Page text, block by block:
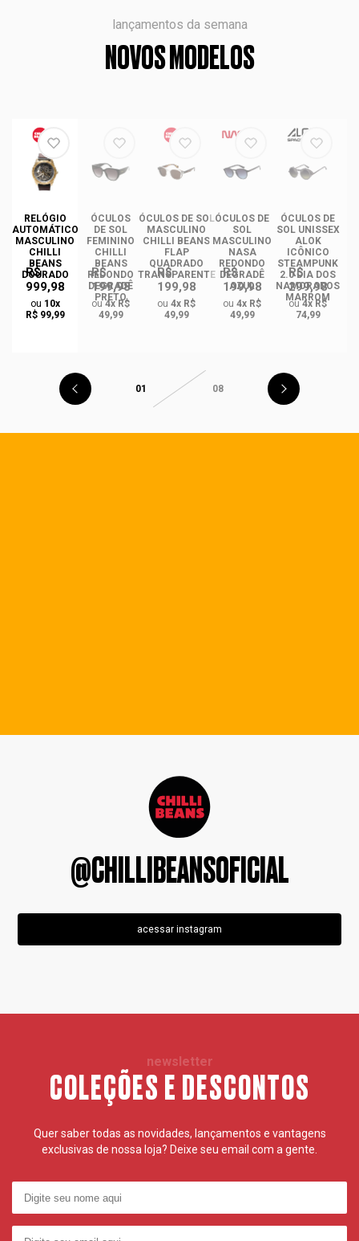
lançamentos da semana
NOVOS MODELOS
RELÓGIO
AUTOMÁTICO
MASCULINO
CHILLI
BEANS
DOURADO
R$
999,98
ou 10x
R$ 99,99
ÓCULOS
DE SOL
FEMININO
CHILLI
BEANS
REDONDO
DEGRADÊ
PRETO
R$
199,98
ou4x R$
49,99
ÓCULOS DE SOL
MASCULINO
CHILLI BEANS
FLAP
QUADRADO
TRANSPARENTE
R$
199,98
ou 4x R$
49,99
ÓCULOS DE
SOL
MASCULINO
NASA
REDONDO
DEGRADÊ
AZUL
R$
199,98
ou 4x R$
49,99
ÓCULOS DE
SOL UNISSEX
ALOK
ICÔNICO
STEAMPUNK
2.0 DIA DOS
NAMORADOS
MARROM
R$
299,98
ou4x R$
74,99
01 08
@CHILLIBEANSOFICIAL
acessar instagram
newsletter
COLEÇÕES E DESCONTOS
Quer saber todas as novidades, lançamentos e vantagens
exclusivas de nossa loja? Deixe seu email com a gente.